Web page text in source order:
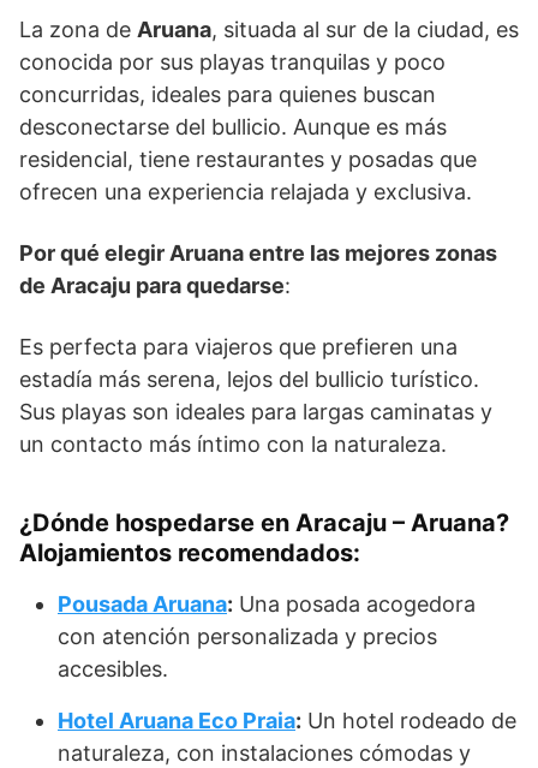
La zona de Aruana, situada al sur de la ciudad, es
conocida por sus playas tranquilas y poco
concurridas, ideales para quienes buscan
desconectarse del bullicio. Aunque es más
residencial, tiene restaurantes y posadas que
ofrecen una experiencia relajada y exclusiva.
Por qué elegir Aruana entre las mejores zonas
de Aracaju para quedarse:
Es perfecta para viajeros que prefieren una
estadía más serena, lejos del bullicio turístico.
Sus playas son ideales para largas caminatas y
un contacto más íntimo con la naturaleza.
¿Dónde hospedarse en Aracaju – Aruana?
Alojamientos recomendados:
Pousada Aruana: Una posada acogedora
con atención personalizada y precios
accesibles.
Hotel Aruana Eco Praia: Un hotel rodeado de
naturaleza, con instalaciones cómodas y